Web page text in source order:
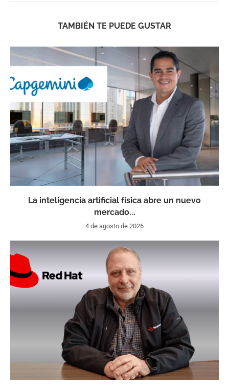
TAMBIÉN TE PUEDE GUSTAR
La inteligencia artificial física abre un nuevo
mercado...
4 de agosto de 2026